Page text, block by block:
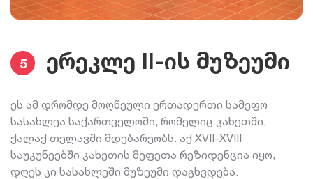
5 ერეკლე II-ის მუზეუმი
ეს ამ დრომდე მოღწეული ერთადერთი სამეფო
სასახლეა საქართველოში, რომელიც კახეთში,
ქალაქ თელავში მდებარეობს. აქ XVII-XVIII
საუკუნეებში კახეთის მეფეთა რეზიდენცია იყო,
დღეს კი სასახლეში მუზეუმი დაგხვდება.